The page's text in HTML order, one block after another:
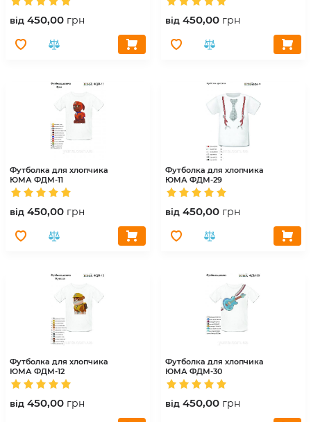
вiд 450,00 грн вiд 450,00 грн
Футболка для хлопчика
ЮМА ФДМ-11
вiд 450,00 грн
Футболка для хлопчика
ЮМА ФДМ-29
вiд 450,00 грн
Футболка для хлопчика
ЮМА ФДМ-12
вiд 450,00 грн
Футболка для хлопчика
ЮМА ФДМ-30
вiд 450,00 грн